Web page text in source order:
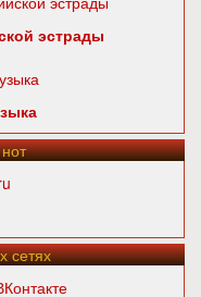
эстрады
сетях